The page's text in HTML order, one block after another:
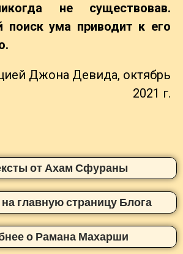
не существовав.
поиск ума приводит к его
Джона Девида, октябрь
2021 г.
от Ахам Сфураны
главную страницу Блога
о Рамана Махарши